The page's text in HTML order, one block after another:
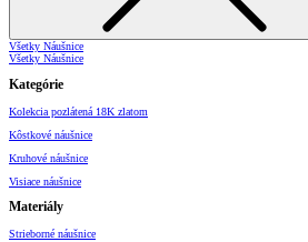
Všetky Náušnice
Všetky Náušnice
Kategórie
Kolekcia pozlátená 18K zlatom
Kôstkové náušnice
Kruhové náušnice
Visiace náušnice
Materiály
Strieborné náušnice